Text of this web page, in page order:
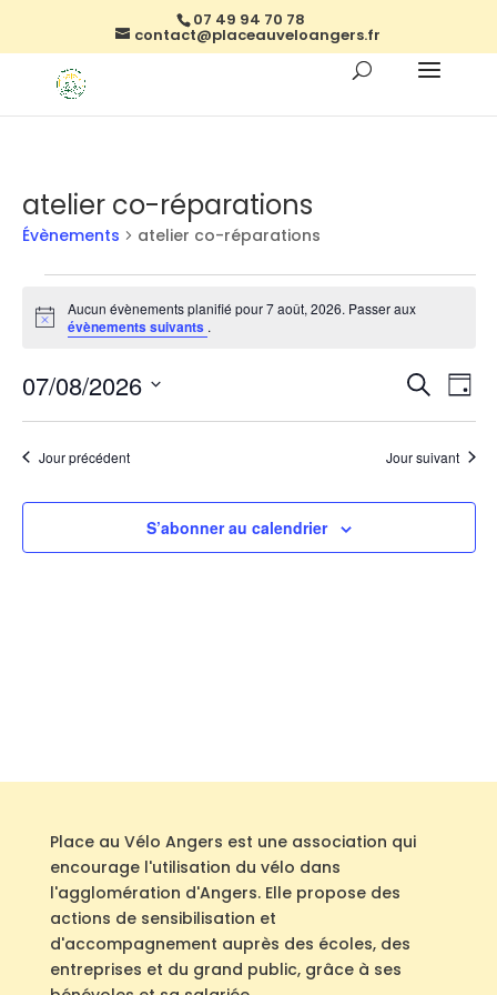
07 49 94 70 78
contact@placeauveloangers.fr
atelier co-réparations
Évènements atelier co-réparations
Évènements
for
août,
2026
Notice
Aucun évènements planifié pour 7 août, 2026. Passer aux
évènements suivants .
et
de
vues
de
Jour
07/08/2026
date.
Jour précédent Jour suivant
S’abonner au calendrier
Place au Vélo Angers est une association qui
encourage l'utilisation du vélo dans
l'agglomération d'Angers. Elle propose des
actions de sensibilisation et
d'accompagnement auprès des écoles, des
entreprises et du grand public, grâce à ses